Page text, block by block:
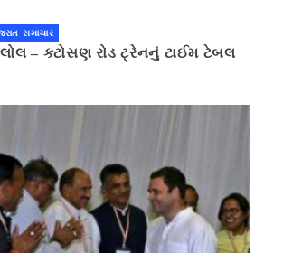
સમાચાર
– કટોસણ રોડ ટ્રેનનું ટાઈમ ટેબલ